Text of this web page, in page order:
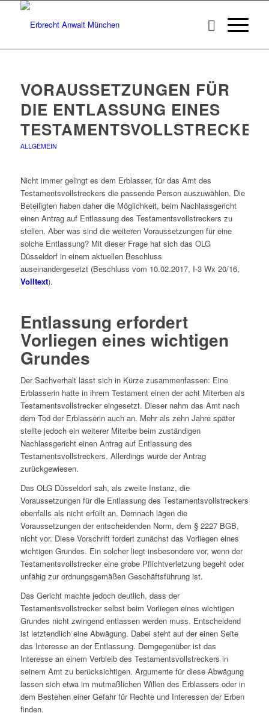
VORAUSSETZUNGEN FÜR
DIE ENTLASSUNG EINES
ALLGEMEIN
Nicht immer gelingt es dem Erblasser, für das Amt des
Testamentsvollstreckers die passende Person auszuwählen. Die
Beteiligten haben daher die Möglichkeit, beim Nachlassgericht
einen Antrag auf Entlassung des Testamentsvollstreckers zu
stellen. Aber was sind die weiteren Voraussetzungen für eine
solche Entlassung? Mit dieser Frage hat sich das OLG
Düsseldorf in einem aktuellen Beschluss
auseinandergesetzt (Beschluss vom 10.02.2017, I-3 Wx 20/16,
Volltext).
Entlassung erfordert
Vorliegen eines wichtigen
Grundes
Der Sachverhalt lässt sich in Kürze zusammenfassen: Eine
Erblasserin hatte in ihrem Testament einen der acht Miterben als
Testamentsvollstrecker eingesetzt. Dieser nahm das Amt nach
dem Tod der Erblasserin auch an. Mehr als zehn Jahre später
stellte jedoch ein weiterer Miterbe beim zuständigen
Nachlassgericht einen Antrag auf Entlassung des
Testamentsvollstreckers. Allerdings wurde der Antrag
zurückgewiesen.
Das OLG Düsseldorf sah, als zweite Instanz, die
Voraussetzungen für die Entlassung des Testamentsvollstreckers
ebenfalls als nicht erfüllt an. Demnach lägen die
Voraussetzungen der entscheidenden Norm, dem § 2227 BGB,
nicht vor. Diese Vorschrift fordert zunächst das Vorliegen eines
wichtigen Grundes. Ein solcher liegt insbesondere vor, wenn der
Testamentsvollstrecker eine grobe Pflichtverletzung begeht oder
unfähig zur ordnungsgemäßen Geschäftsführung ist.
Das Gericht machte jedoch deutlich, dass der
Testamentsvollstrecker selbst beim Vorliegen eines wichtigen
Grundes nicht zwingend entlassen werden muss. Entscheidend
ist letztendlich eine Abwägung. Dabei steht auf der einen Seite
das Interesse an der Entlassung. Demgegenüber ist das
Interesse an einem Verbleib des Testamentsvollstreckers in
seinem Amt zu berücksichtigen. Argumente für diese Abwägung
lassen sich etwa im mutmaßlichen Willen des Erblassers oder in
dem Bestehen einer Gefahr für Rechte und Interessen der Erben
finden.